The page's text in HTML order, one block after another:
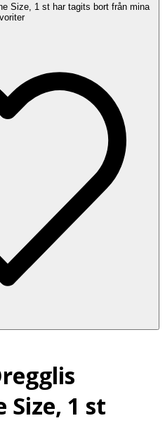
Size, 1 st har tagits bort från mina
Size, 1 st